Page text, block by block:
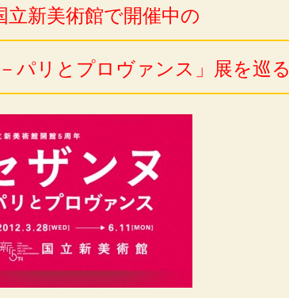
立新美術館で開催中の
パリとプロヴァンス」展を巡る